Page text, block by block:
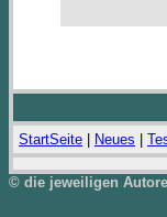
StartSeite Neues
© die jeweiligen